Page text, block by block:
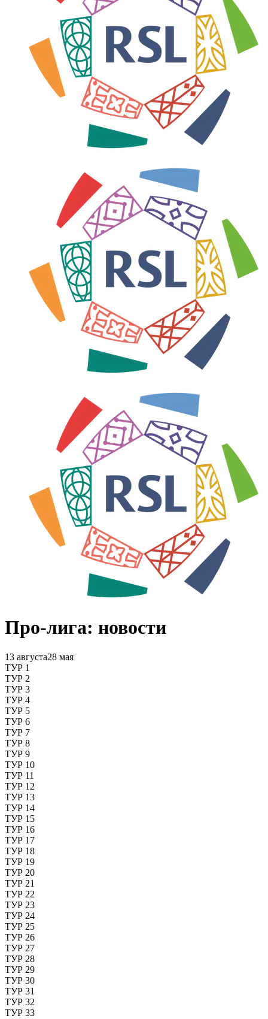
Про-лига: новости
13 августа28 мая
ТУР 1
ТУР 2
ТУР 3
ТУР 4
ТУР 5
ТУР 6
ТУР 7
ТУР 8
ТУР 9
ТУР 10
ТУР 11
ТУР 12
ТУР 13
ТУР 14
ТУР 15
ТУР 16
ТУР 17
ТУР 18
ТУР 19
ТУР 20
ТУР 21
ТУР 22
ТУР 23
ТУР 24
ТУР 25
ТУР 26
ТУР 27
ТУР 28
ТУР 29
ТУР 30
ТУР 31
ТУР 32
ТУР 33